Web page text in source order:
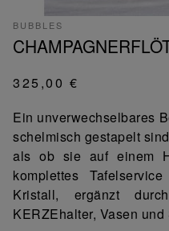
BUBBLES
325,00 €
Ein unverwechselbares
schelmisch gestapelt
als ob sie auf einem
komplettes
Kristall, ergänzt
KERZEhalter, Vasen und